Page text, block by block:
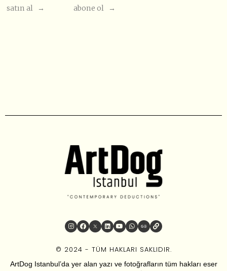
satın al → abone ol →
© 2024 - TÜM HAKLARI SAKLIDIR.
ArtDog Istanbul’da yer alan yazı ve fotoğrafların tüm hakları eser